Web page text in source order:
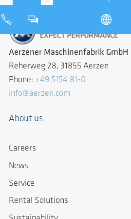
Aerzener Maschinenfabrik GmbH
Reherweg 28, 31855 Aerzen
Phone: +49 5154 81-0
info@aerzen.com
About us
Careers
News
Service
Rental Solutions